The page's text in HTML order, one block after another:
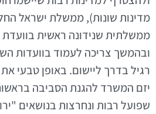
מדינות שונות), ממשלת ישראל
ממשלתית שנידונה ראשית בוועדת
ובהמשך צריכה לעמוד בוועדות
רגיל בדרך ליישום. באופן טבעי
יזם המשרד להגנת הסביבה
שפועל רבות ונחרצות בנושאים